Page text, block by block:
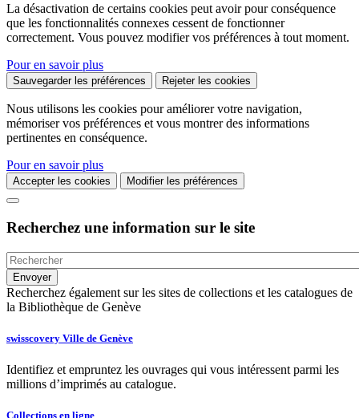
La désactivation de certains cookies peut avoir pour conséquence
que les fonctionnalités connexes cessent de fonctionner
correctement. Vous pouvez modifier vos préférences à tout moment.
Pour en savoir plus
Sauvegarder les préférences Rejeter les cookies
Nous utilisons les cookies pour améliorer votre navigation,
mémoriser vos préférences et vous montrer des informations
pertinentes en conséquence.
Pour en savoir plus
Accepter les cookies Modifier les préférences
Recherchez une information sur le site
Recherchez également sur les sites de collections et les catalogues de
la Bibliothèque de Genève
swisscovery Ville de Genève
Identifiez et empruntez les ouvrages qui vous intéressent parmi les
millions d’imprimés au catalogue.
Collections en ligne